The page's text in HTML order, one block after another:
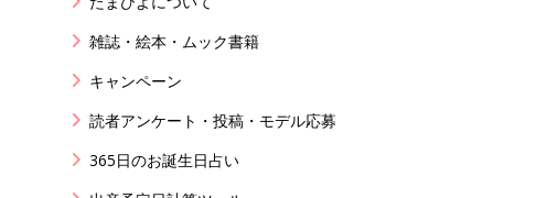
雑誌・絵本・ムック書籍
キャンペーン
読者アンケート・投稿・モデル応募
365日のお誕生日占い